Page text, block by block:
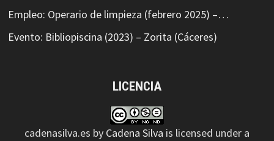
Empleo: Operario de limpieza (febrero 2025) –…
Evento: Bibliopiscina (2023) – Zorita (Cáceres)
LICENCIA
cadenasilva.es by Cadena Silva is licensed under a